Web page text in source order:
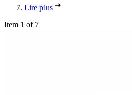
Lire plus
Item 1 of 7